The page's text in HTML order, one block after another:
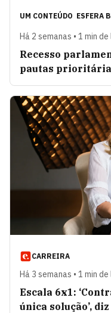
UM CONTEÚDO ESFERA
Há 2 semanas • 1 min
Recesso
pautas
CARREIRA
Há 3 semanas • 1 min
Escala 6x1:
única solução’,